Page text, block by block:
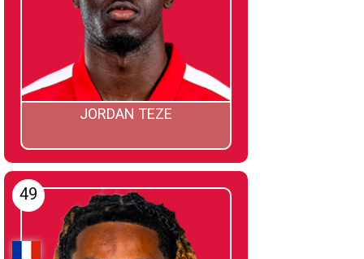
JORDAN TEZE
49